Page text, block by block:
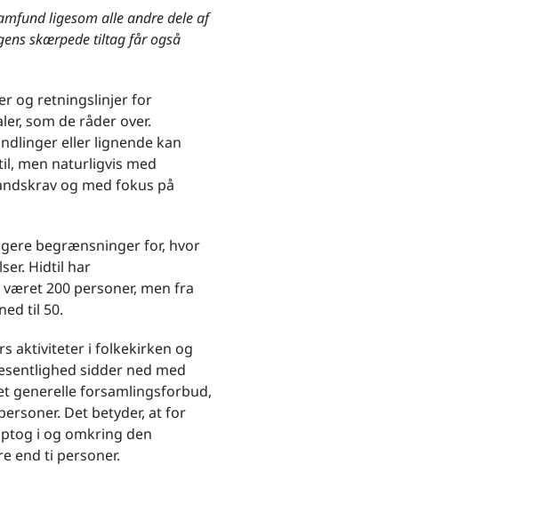
ligesom alle andre dele af
skærpede tiltag får også
og retningslinjer for
som de råder over.
eller lignende kan
men naturligvis med
og med fokus på
begrænsninger for, hvor
Hidtil har
200 personer, men fra
til 50.
aktiviteter i folkekirken og
sidder ned med
generelle forsamlingsforbud,
Det betyder, at for
i og omkring den
end ti personer.